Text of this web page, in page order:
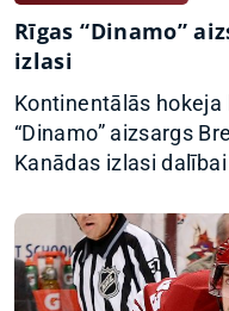
Rīgas “Dinamo”
izlasi
Kontinentālās hokeja
“Dinamo” aizsargs
Kanādas izlasi dalībai